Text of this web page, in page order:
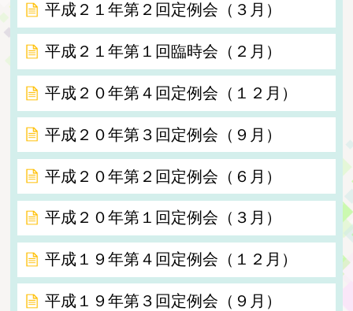
平成２１年第２回定例会（３月）
平成２１年第１回臨時会（２月）
平成２０年第４回定例会（１２月）
平成２０年第３回定例会（９月）
平成２０年第２回定例会（６月）
平成２０年第１回定例会（３月）
平成１９年第４回定例会（１２月）
平成１９年第３回定例会（９月）